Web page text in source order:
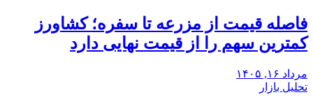
فاصله قیمت از مزرعه تا سفره؛ کشاورز
کمترین سهم را از قیمت نهایی دارد
مرداد ۱۶, ۱۴۰۵
تحلیل بازار